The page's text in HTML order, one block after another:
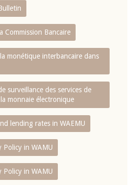
Commission Bancaire
monétique interbancaire dans
surveillance des services de
monnaie électronique
lending rates in WAEMU
in WAMU
in WAMU